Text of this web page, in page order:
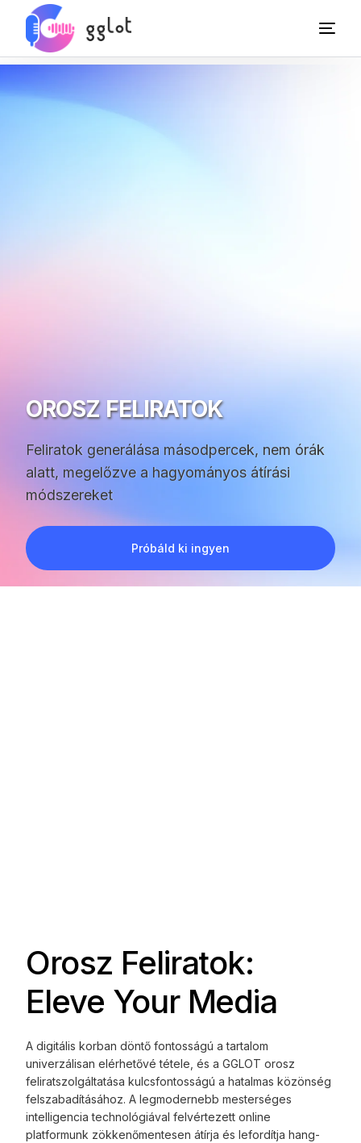
OROSZ FELIRATOK
Feliratok generálása másodpercek, nem órák
alatt, megelőzve a hagyományos átírási
módszereket
Próbáld ki ingyen
Orosz Feliratok:
Eleve Your Media
A digitális korban döntő fontosságú a tartalom
univerzálisan elérhetővé tétele, és a GGLOT orosz
feliratszolgáltatása kulcsfontosságú a hatalmas közönség
felszabadításához. A legmodernebb mesterséges
intelligencia technológiával felvértezett online
platformunk zökkenőmentesen átírja és lefordítja hang-